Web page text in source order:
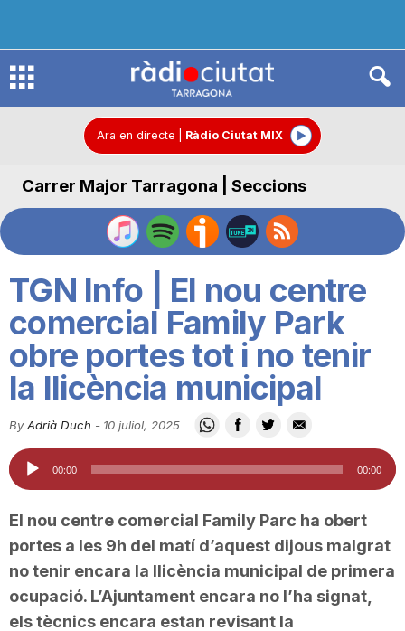
R
d
C
i
t
a
Ara en directe Ràdio Ciutat MIX
Carrer Major Tarragona | Seccions
TGN Info | El nou centre
comercial Family Park
obre portes tot i no tenir
la llicència municipal
By Adrià Duch - 10 juliol, 2025
Reproductor
d'àudio
00:00 00:00
El nou centre comercial Family Parc ha obert
portes a les 9h del matí d’aquest dijous malgrat
no tenir encara la llicència municipal de primera
ocupació. L’Ajuntament encara no l’ha signat,
els tècnics encara estan revisant la